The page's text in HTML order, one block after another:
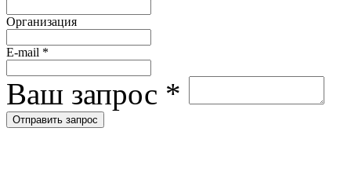
Организация
E-mail *
Ваш запрос *